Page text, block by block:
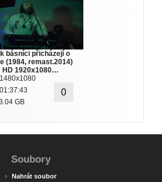
básníci přicházejí o
(1984, remast.2014)
HD 1920x1080…
1480x1080
01:37:43
GB
0
Soubory
› Nahrát soubor